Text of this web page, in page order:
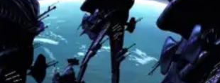
Kaliteler
Film Kategorileri
Dizi Kategorileri